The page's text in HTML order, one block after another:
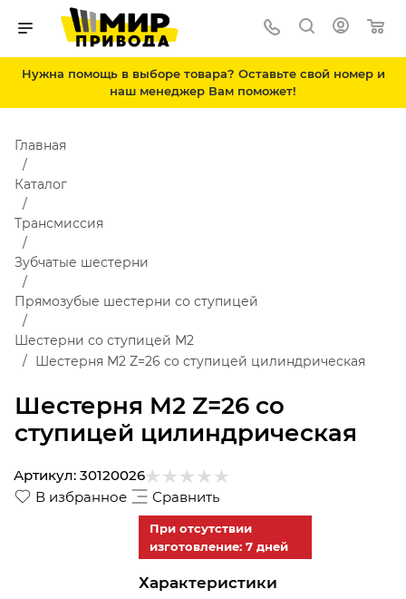
Нужна помощь в выборе товара? Оставьте свой номер и
наш менеджер Вам поможет!
Шестерня M2 Z=26 со
ступицей цилиндрическая
Главная
Каталог
Трансмиссия
Зубчатые шестерни
Прямозубые шестерни со ступицей
Шестерни со ступицей М2
Шестерня M2 Z=26 со ступицей цилиндрическая
В избранное Сравнить
Артикул: 30120026
При отсутствии
изготовление: 7 дней
Характеристики